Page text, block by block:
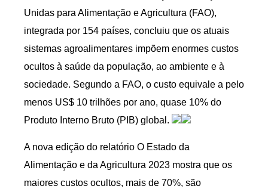
Unidas para Alimentação e Agricultura (FAO),
integrada por 154 países, concluiu que os atuais
sistemas agroalimentares impõem enormes custos
ocultos à saúde da população, ao ambiente e à
sociedade. Segundo a FAO, o custo equivale a pelo
menos US$ 10 trilhões por ano, quase 10% do
Produto Interno Bruto (PIB) global.
A nova edição do relatório O Estado da
Alimentação e da Agricultura 2023 mostra que os
maiores custos ocultos, mais de 70%, são